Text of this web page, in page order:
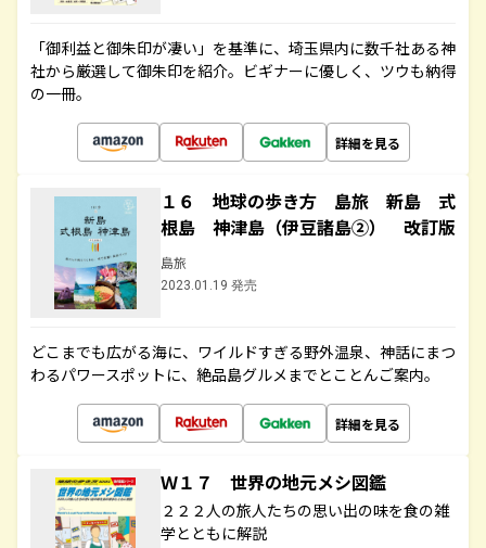
「御利益と御朱印が凄い」を基準に、埼玉県内に数千社ある神
社から厳選して御朱印を紹介。ビギナーに優しく、ツウも納得
の一冊。
詳細を見る
１６ 地球の歩き方 島旅 新島 式
根島 神津島（伊豆諸島②） 改訂版
島旅
2023.01.19 発売
どこまでも広がる海に、ワイルドすぎる野外温泉、神話にまつ
わるパワースポットに、絶品島グルメまでとことんご案内。
詳細を見る
Ｗ１７ 世界の地元メシ図鑑
２２２人の旅人たちの思い出の味を食の雑
学とともに解説